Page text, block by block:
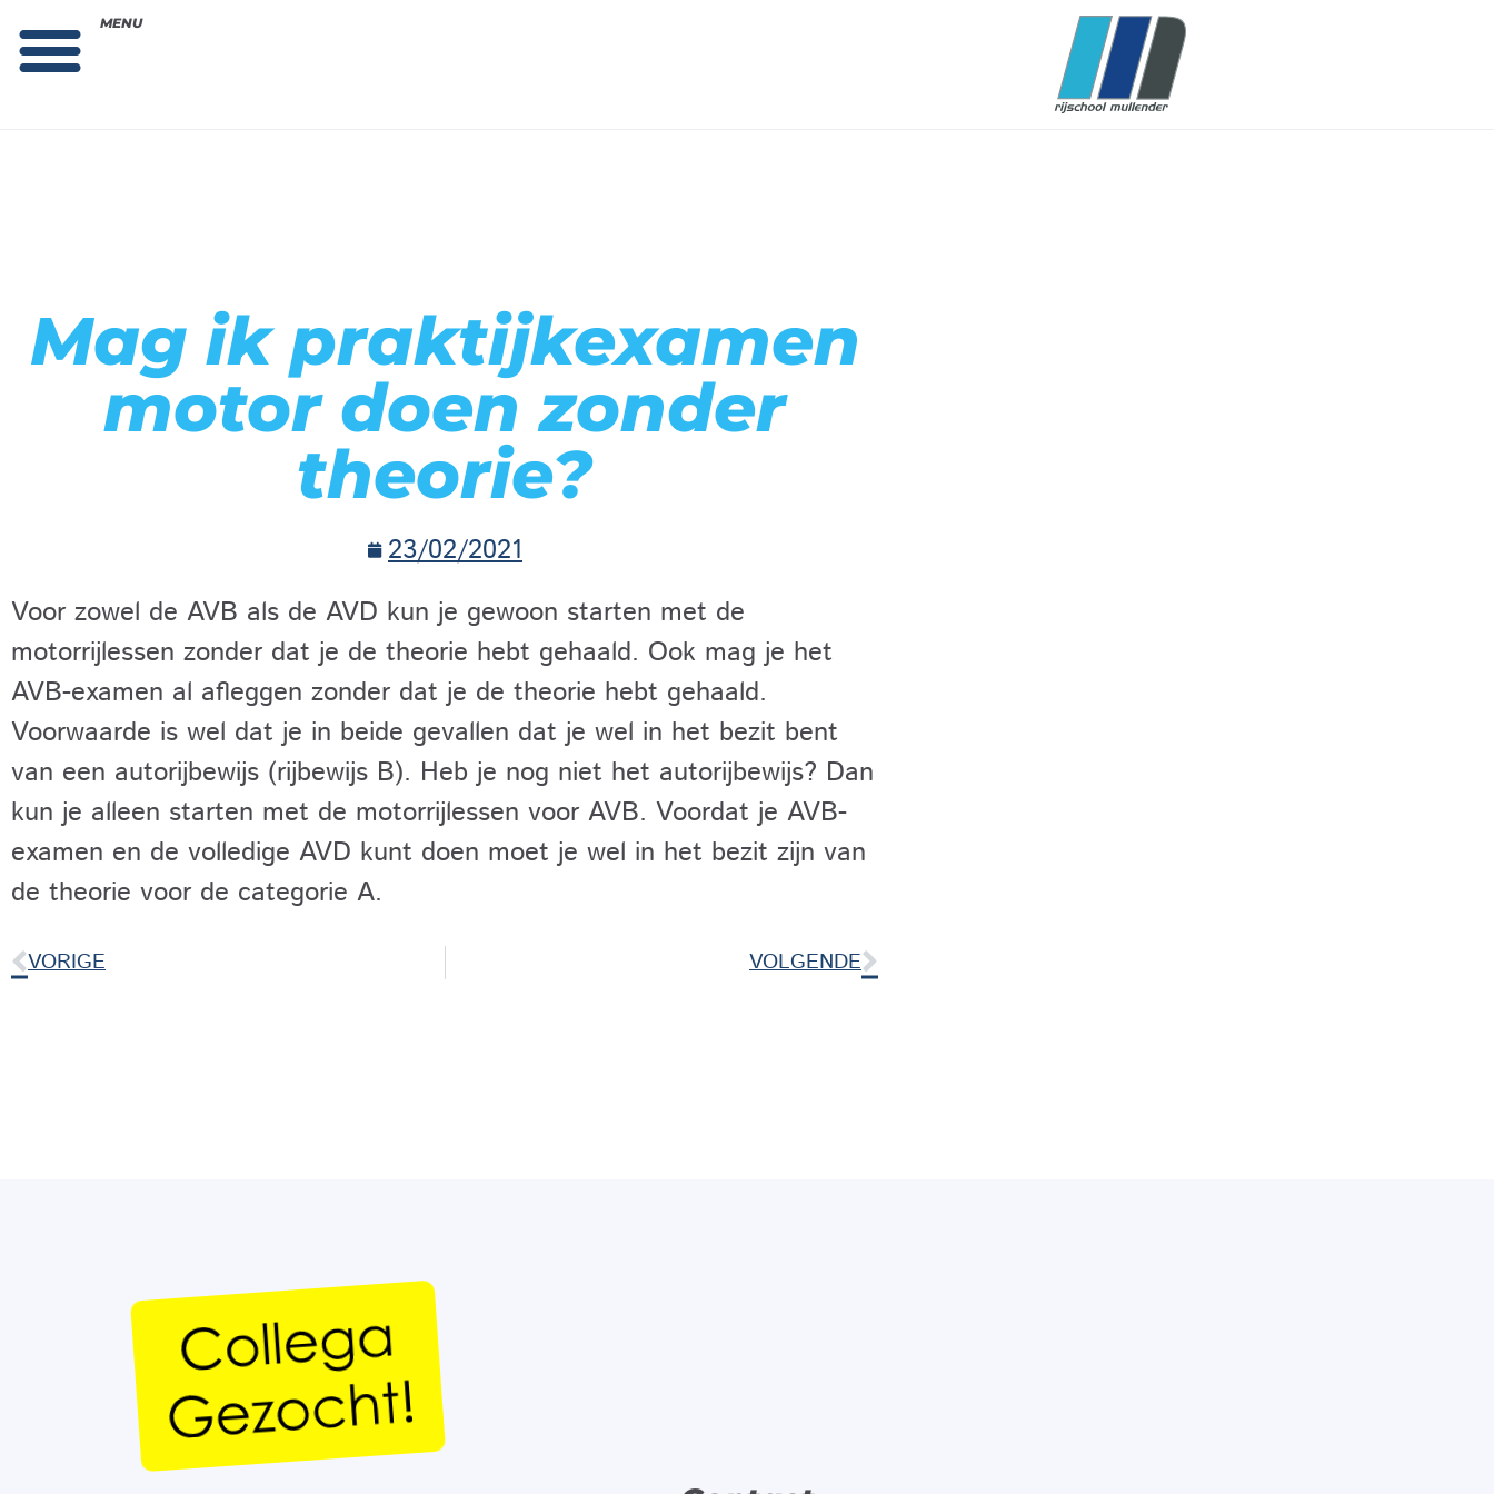
MENU
Mag ik praktijkexamen
motor doen zonder
theorie?
23/02/2021
Voor zowel de AVB als de AVD kun je gewoon starten met de
motorrijlessen zonder dat je de theorie hebt gehaald. Ook mag je het
AVB-examen al afleggen zonder dat je de theorie hebt gehaald.
Voorwaarde is wel dat je in beide gevallen dat je wel in het bezit bent
van een autorijbewijs (rijbewijs B). Heb je nog niet het autorijbewijs? Dan
kun je alleen starten met de motorrijlessen voor AVB. Voordat je AVB-
examen en de volledige AVD kunt doen moet je wel in het bezit zijn van
de theorie voor de categorie A.
VORIGE VOLGENDE